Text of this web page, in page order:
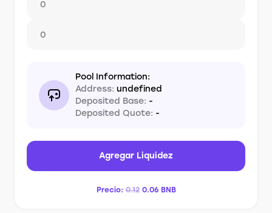
Pool Information:
Address:undefined
Deposited Base: -
Deposited Quote: -
Agregar Liquidez
Precio: 0.12 0.06 BNB